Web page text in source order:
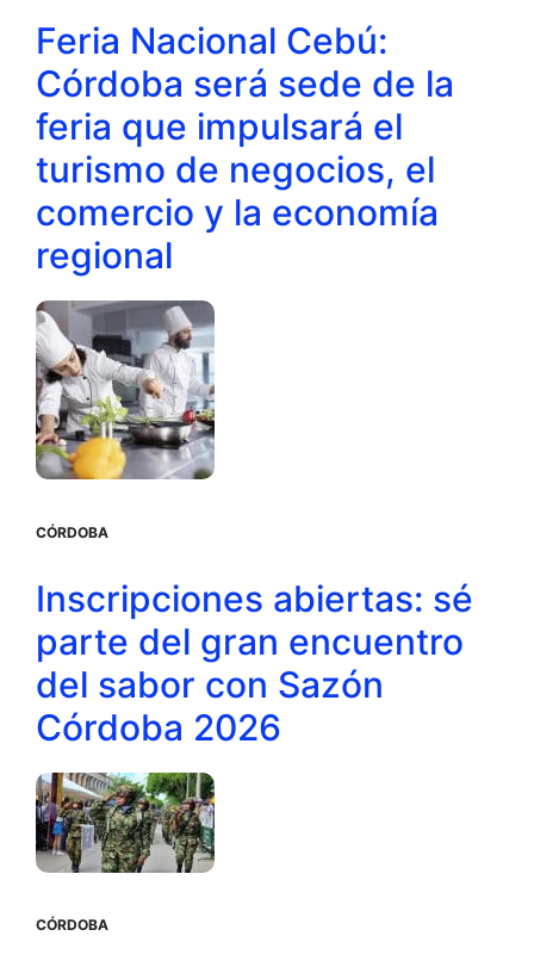
Feria Nacional Cebú:
Córdoba será sede de la
feria que impulsará el
turismo de negocios, el
comercio y la economía
regional
CÓRDOBA
Inscripciones abiertas: sé
parte del gran encuentro
del sabor con Sazón
Córdoba 2026
CÓRDOBA